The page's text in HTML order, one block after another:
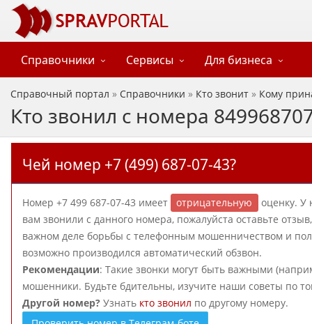
Справочники Сервисы Для бизнеса
Справочный портал » Справочники » Кто звонит » Кому
Кто звонил с номера
Чей номер +7 (499) 687-07-43?
Номер +7 499 687-07-43 имеет отрицательную
оценку. У
вам звонили с данного номера, пожалуйста оставьте
важном деле борьбы с телефонным мошенничеством и
возможно производился автоматический обзвон.
Рекомендации: Такие звонки могут быть важными
мошенники. Будьте бдительны, изучите наши советы по
Другой номер? Узнать кто звонил по другому номеру.